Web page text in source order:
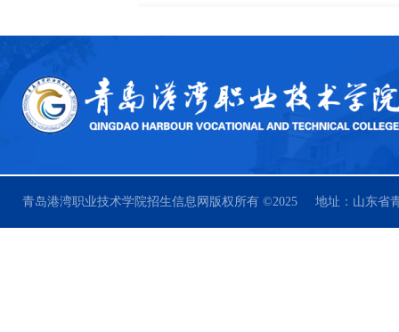
青岛港湾职业技术学院招生信息网版权所有 ©2025 地址：山东